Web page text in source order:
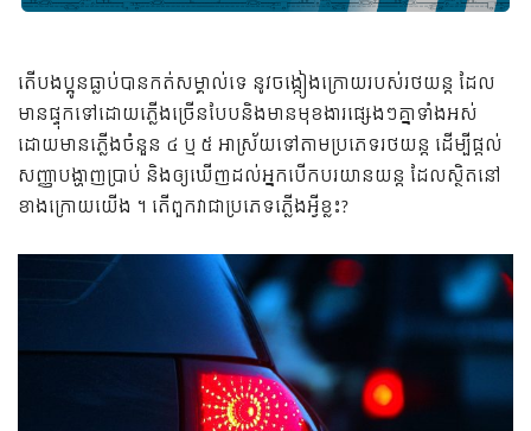
តើបងប្អូនធ្លាប់បានកត់សម្គាល់ទេ នូវចង្កៀងក្រោយរបស់រថយន្ត ដែល
មានផ្ទុកទៅដោយភ្លើងច្រើនបែបនិងមានមុខងារផ្សេងៗគ្នាទាំងអស់
ដោយមានភ្លើងចំនួន ៤ ឬ ៥ អាស្រ័យទៅតាមប្រភេទរថយន្ត ដើម្បីផ្តល់
សញ្ញាបង្ហាញប្រាប់ និងឲ្យឃើញដល់អ្នកបើកបរយានយន្ត ដែលស្ថិតនៅ
ខាងក្រោយយើង ។ តើពួកវាជាប្រភេទភ្លើងអ្វីខ្លះ?